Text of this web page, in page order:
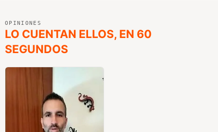
OPINIONES
LO CUENTAN ELLOS, EN 60
SEGUNDOS